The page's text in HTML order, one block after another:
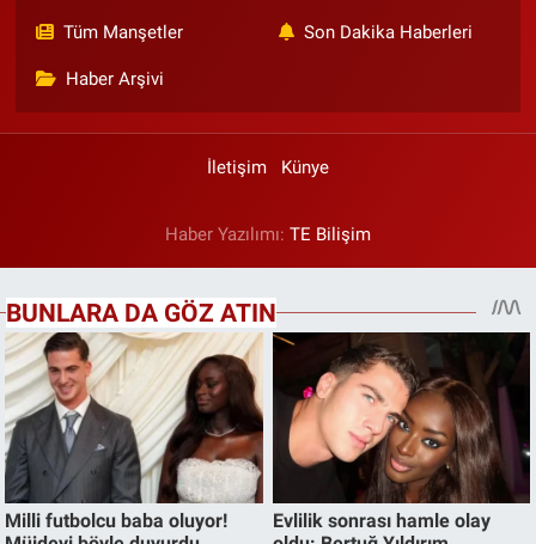
Tüm Manşetler Son Dakika Haberleri
Haber Arşivi
İletişim Künye
Haber Yazılımı: TE Bilişim